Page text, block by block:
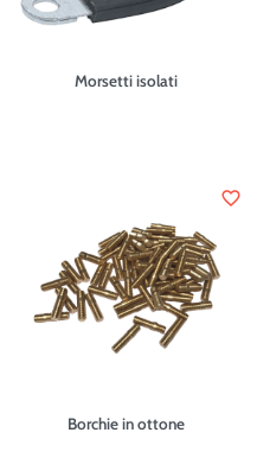
Morsetti isolati
Borchie in ottone
favorite_border